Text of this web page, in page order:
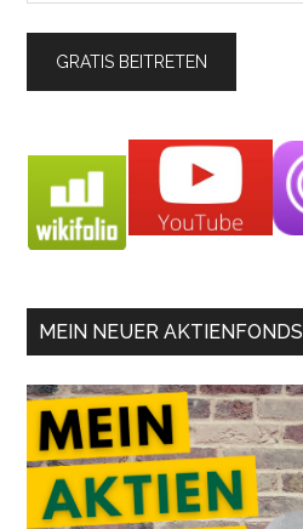
MEIN NEUER AKTIENFONDS